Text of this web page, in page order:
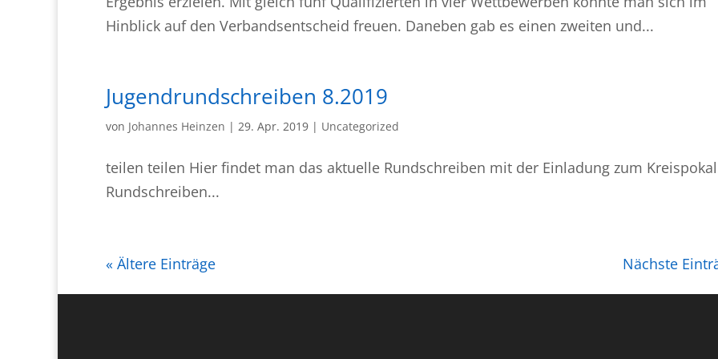
Hinblick auf den Verbandsentscheid freuen. Daneben gab es einen zweiten und...
Jugendrundschreiben 8.2019
von Johannes Heinzen | 29. Apr. 2019 | Uncategorized
teilen teilen Hier findet man das aktuelle Rundschreiben mit der Einladung zum
Rundschreiben...
« Ältere Einträge Nächste